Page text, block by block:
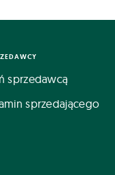
sprzedawcą
sprzedającego